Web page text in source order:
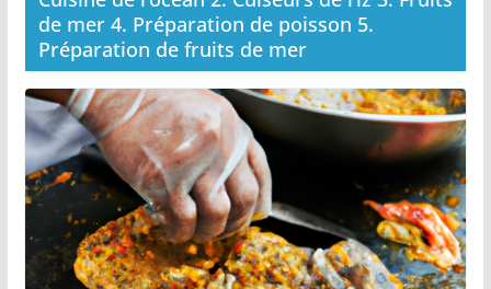
de mer 4. Préparation de poisson 5.
Préparation de fruits de mer